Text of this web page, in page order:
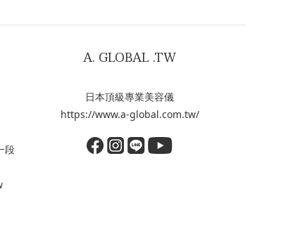
段
A. GLOBAL .TW
日本頂級專業美容儀
https://www.a-global.com.tw/